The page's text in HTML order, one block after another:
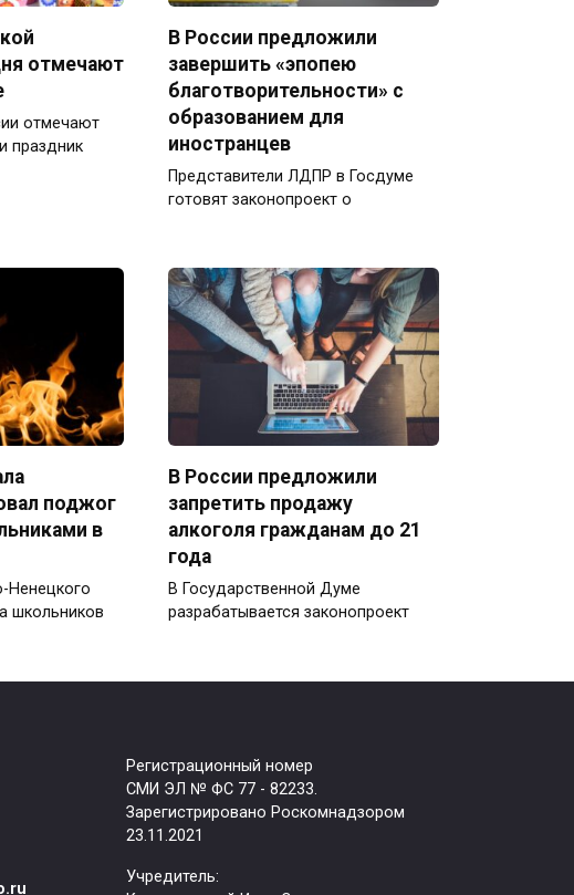
отмечают
отмечают
праздник
В России предложили
завершить «эпопею
благотворительности» с
образованием для
иностранцев
Представители ЛДПР в Госдуме
готовят законопроект о
поджог
в
Ненецкого
школьников
В России предложили
запретить продажу
алкоголя гражданам до 21
года
В Государственной Думе
разрабатывается законопроект
Регистрационный номер
СМИ ЭЛ № ФС 77 - 82233.
Зарегистрировано Роскомнадзором
23.11.2021
Учредитель: